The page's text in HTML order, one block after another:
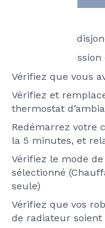
Vérifiez votre
Vérifiez la pression
Vérifiez que vous
Vérifiez et
thermostat
Redémarrez votre
la 5 minutes, et
Vérifiez le mode
sélectionné
seule)
Vérifiez que vos
de radiateur